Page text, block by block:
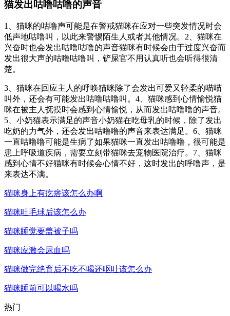
猫发出咕噜咕噜的声音
1、猫咪的咕噜声可能是在警戒猫咪在应对一些突发情况时会
低声地咕噜叫，以此来警惕陌生人或者其他情况。2、猫咪在
兴奋时也会发出咕噜咕噜的声音猫咪有时候会由于过度兴奋而
发出很大声的咕噜咕噜叫，铲屎官不用认真听也会听得很清
楚。
3、猫咪在回应主人的呼唤猫咪除了会发出可爱又轻柔的喵喵
叫外，还会有可能发出咕噜咕噜叫。4、猫咪感到心情愉悦猫
咪在被主人抚摸时会感到心情愉悦，从而发出咕噜噜的声音。
5、小奶猫表示满足的声音小奶猫在吃母乳的时候，除了发出
吃奶的力气外，还会发出咕噜噜的声音来表达满足。6、猫咪
一直咕噜噜可能是生病了如果猫咪一直发出咕噜噜，很可能是
患上呼吸道疾病，需要立刻带猫咪去宠物医院治疗。7、猫咪
感到心情不好猫咪有时候会心情不好，这时发出的呼噜声，是
来表达不满。
猫咪身上有疙瘩该怎么办啊
猫咪吐毛球后该怎么办
猫咪睡觉要盖被子吗
猫咪应激会尿血吗
猫咪做完绝育后不吃不喝还呕吐该怎么办
猫咪睡前可以喝水吗
热门